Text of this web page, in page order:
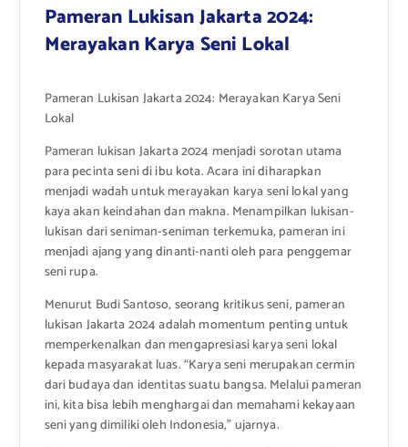
Pameran Lukisan Jakarta 2024:
Merayakan Karya Seni Lokal
Pameran Lukisan Jakarta 2024: Merayakan Karya Seni
Lokal
Pameran lukisan Jakarta 2024 menjadi sorotan utama
para pecinta seni di ibu kota. Acara ini diharapkan
menjadi wadah untuk merayakan karya seni lokal yang
kaya akan keindahan dan makna. Menampilkan lukisan-
lukisan dari seniman-seniman terkemuka, pameran ini
menjadi ajang yang dinanti-nanti oleh para penggemar
seni rupa.
Menurut Budi Santoso, seorang kritikus seni, pameran
lukisan Jakarta 2024 adalah momentum penting untuk
memperkenalkan dan mengapresiasi karya seni lokal
kepada masyarakat luas. “Karya seni merupakan cermin
dari budaya dan identitas suatu bangsa. Melalui pameran
ini, kita bisa lebih menghargai dan memahami kekayaan
seni yang dimiliki oleh Indonesia,” ujarnya.